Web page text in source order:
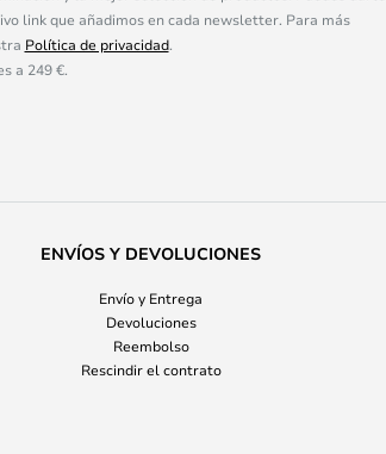
link que añadimos en cada newsletter. Para más
Política de privacidad.
a 249 €.
ENVÍOS Y DEVOLUCIONES
Envío y Entrega
Devoluciones
Reembolso
Rescindir el contrato